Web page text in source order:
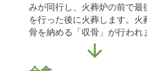
みが同行し、火葬炉の前で最
を行った後に火葬します。火
骨を納める「収骨」が行われ